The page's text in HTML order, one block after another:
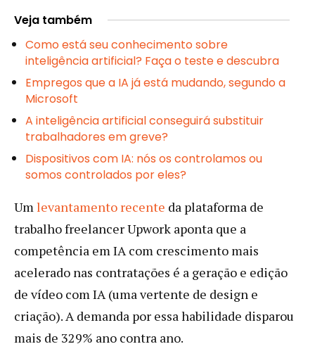
Veja também
Como está seu conhecimento sobre
inteligência artificial? Faça o teste e descubra
Empregos que a IA já está mudando, segundo a
Microsoft
A inteligência artificial conseguirá substituir
trabalhadores em greve?
Dispositivos com IA: nós os controlamos ou
somos controlados por eles?
Umlevantamento recente da plataforma de
trabalho freelancer Upwork aponta que a
competência em IA com crescimento mais
acelerado nas contratações é a geração e edição
de vídeo com IA (uma vertente de design e
criação). A demanda por essa habilidade disparou
mais de 329% ano contra ano.